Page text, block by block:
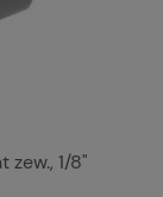
1/8"